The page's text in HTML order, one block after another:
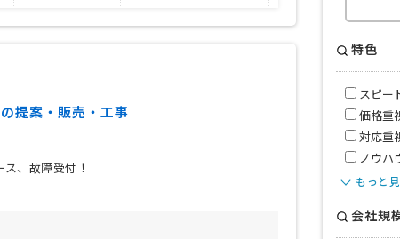
提案・販売・工事
、故障受付！
特色
スピー
価格重
対応重
ノウハ
もっと
会社規